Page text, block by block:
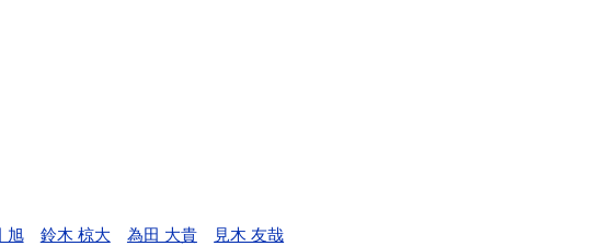
旭 鈴木 椋大 為田 大貴
見木 友哉